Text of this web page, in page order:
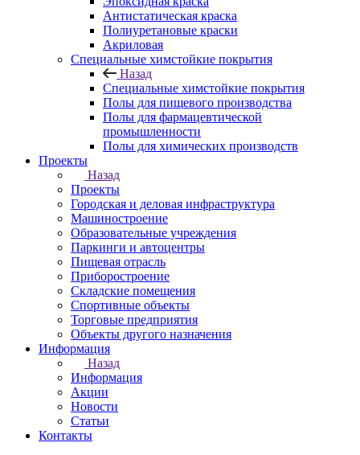
Антистатическая краска
Полиуретановые краски
Акриловая
Специальные химстойкие покрытия
Назад
Специальные химстойкие покрытия
Полы для пищевого производства
Полы для фармацевтической
промышленности
Полы для химических производств
Проекты
Назад
Проекты
Городская и деловая инфраструктура
Машиностроение
Образовательные учреждения
Паркинги и автоцентры
Пищевая отрасль
Приборостроение
Складские помещения
Спортивные объекты
Торговые предприятия
Объекты другого назначения
Информация
Назад
Информация
Акции
Новости
Статьи
Контакты